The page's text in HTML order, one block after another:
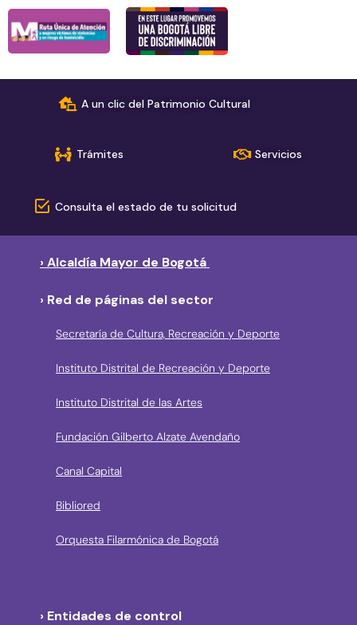
A un clic del Patrimonio Cultural
Trámites Servicios
Consulta el estado de tu solicitud
› Alcaldía Mayor de Bogotá
› Red de páginas del sector
Secretaría de Cultura, Recreación y Deporte
Instituto Distrital de Recreación y Deporte
Instituto Distrital de las Artes
Fundación Gilberto Alzate Avendaño
Canal Capital
Bibliored
Orquesta Filarmónica de Bogotá
› Entidades de control